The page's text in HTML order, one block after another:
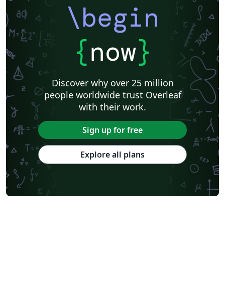
\begin
{now}
Discover why over 25 million
people worldwide trust Overleaf
with their work.
Sign up for free
Explore all plans